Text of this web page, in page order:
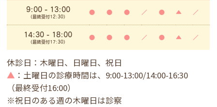
9:00- 13:00
(最終受付12:30)
● ● ● ／ ● ▲ ／
14:30 - 18:00
(最終受付17:30)
● ● ● ／ ● ▲ ／
休診日：木曜日、日曜日、祝日
▲ ：土曜日の診療時間は、9:00-13:00/14:00-16:30
（最終受付16:00）
※祝日のある週の木曜日は診察